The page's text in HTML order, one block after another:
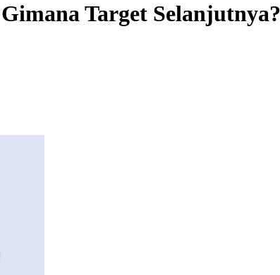
Target Selanjutnya?